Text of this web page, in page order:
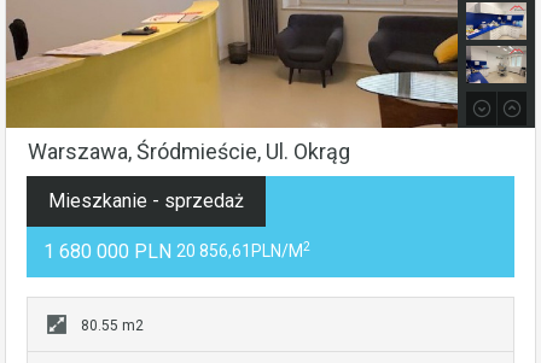
Warszawa, Śródmieście, Ul. Okrąg
Mieszkanie - sprzedaż
1 680 000 PLN 20 856,61PLN/m2
80.55 m2